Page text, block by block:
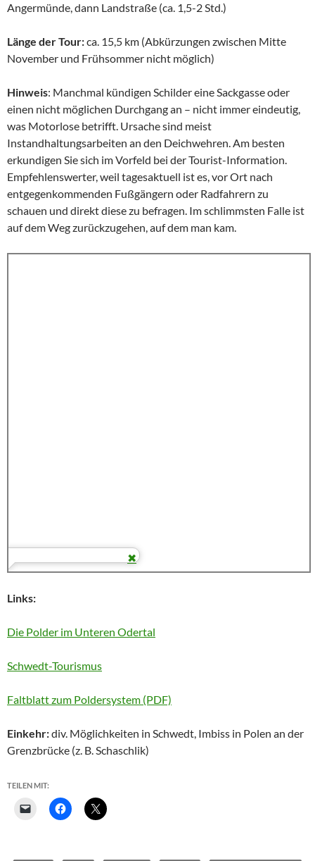
Angermünde, dann Landstraße (ca. 1,5-2 Std.)
Länge der Tour:ca. 15,5 km (Abkürzungen zwischen Mitte
November und Frühsommer nicht möglich)
Hinweis: Manchmal kündigen Schilder eine Sackgasse oder
einen nicht möglichen Durchgang an – nicht immer eindeutig,
was Motorlose betrifft. Ursache sind meist
Instandhaltungsarbeiten an den Deichwehren. Am besten
erkundigen Sie sich im Vorfeld bei der Tourist-Information.
Empfehlenswerter, weil tagesaktuell ist es, vor Ort nach
entgegenkommenden Fußgängern oder Radfahrern zu
schauen und direkt diese zu befragen. Im schlimmsten Falle ist
auf dem Weg zurückzugehen, auf dem man kam.
Links:
Die Polder im Unteren Odertal
Schwedt-Tourismus
Faltblatt zum Poldersystem (PDF)
Einkehr:div. Möglichkeiten in Schwedt, Imbiss in Polen an der
Grenzbrücke (z. B. Schaschlik)
TEILEN MIT: